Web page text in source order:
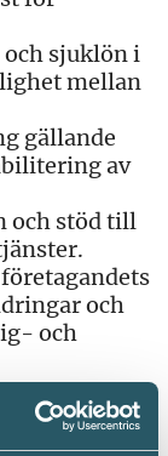
och sjuklön i
mellan
gällande
av
och stöd till
och
och
ska